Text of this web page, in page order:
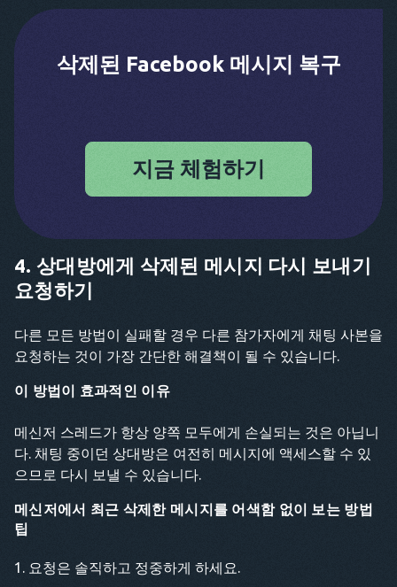
삭제된 Facebook 메시지 복구
지금 체험하기
4. 상대방에게 삭제된 메시지 다시 보내기
요청하기
다른 모든 방법이 실패할 경우 다른 참가자에게 채팅 사본을
요청하는 것이 가장 간단한 해결책이 될 수 있습니다.
이 방법이 효과적인 이유
메신저 스레드가 항상 양쪽 모두에게 손실되는 것은 아닙니
다. 채팅 중이던 상대방은 여전히 메시지에 액세스할 수 있
으므로 다시 보낼 수 있습니다.
메신저에서 최근 삭제한 메시지를 어색함 없이 보는 방법
팁
요청은 솔직하고 정중하게 하세요.